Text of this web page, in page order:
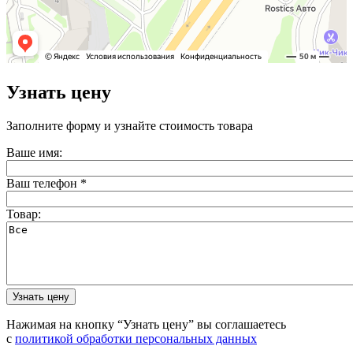
Узнать цену
Заполните форму и узнайте стоимость товара
Ваше имя:
Ваш телефон *
Товар:
Нажимая на кнопку “Узнать цену” вы соглашаетесь
с политикой обработки персональных данных